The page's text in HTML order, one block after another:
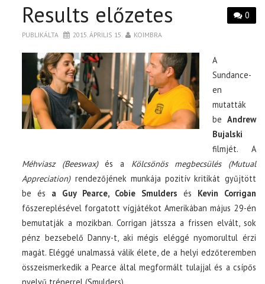
0
Results előzetes
PUBLIKÁLTA 2015. ÁPRILIS 15. KOIMBRA
A
Sundance-
en
mutatták
be Andrew
Bujalski
filmjét. A
Méhviasz (Beeswax)és a Kölcsönös megbecsülés (Mutual
Appreciation)rendezőjének munkája pozitív kritikát gyűjtött
be és a Guy Pearce, Cobie Smulders és Kevin Corrigan
főszereplésével forgatott vígjátékot Amerikában május 29-én
bemutatják a mozikban. Corrigan játssza a frissen elvált, sok
pénz bezsebelő Danny-t, aki mégis eléggé nyomorultul érzi
magát. Eléggé unalmassá válik élete, de a helyi edzőteremben
összeismerkedik a Pearce által megformált tulajjal és a csípős